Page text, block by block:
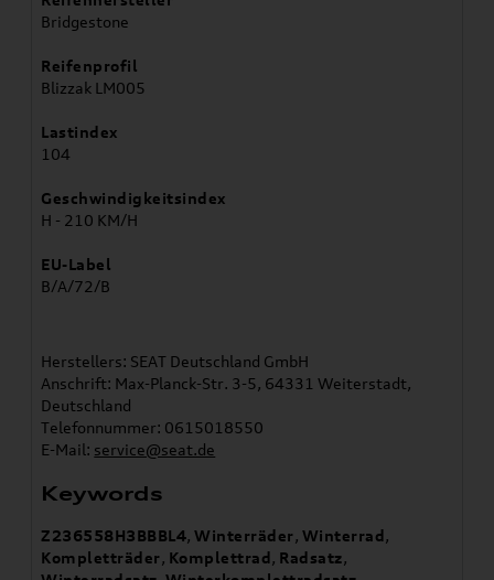
Bridgestone
Reifenprofil
Blizzak LM005
Lastindex
104
Geschwindigkeitsindex
H - 210 KM/H
EU-Label
B/A/72/B
Herstellers: SEAT Deutschland GmbH
Anschrift: Max-Planck-Str. 3-5, 64331 Weiterstadt,
Deutschland
Telefonnummer: 0615018550
E-Mail: service@seat.de
Keywords
Z236558H3BBBL4,Winterräder, Winterrad ,
Kompletträder, Komplettrad , Radsatz,